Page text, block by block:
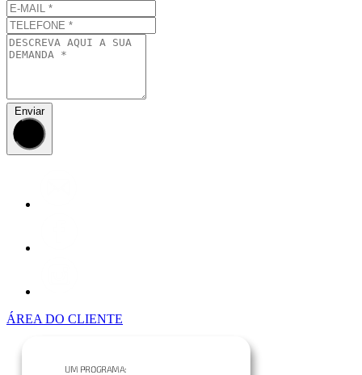
Enviar
ÁREA DO CLIENTE